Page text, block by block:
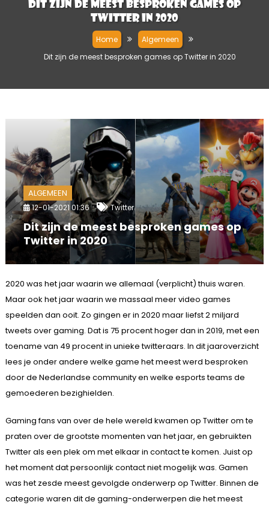
Dit zijn de meest besproken games op
Twitter in 2020
Home
Algemeen
Dit zijn de meest besproken games op Twitter in 2020
ALGEMEEN
12-01-2021 01:36 Twitter
Dit zijn de meest besproken games op
Twitter in 2020
2020 was het jaar waarin we allemaal (verplicht) thuis waren.
Maar ook het jaar waarin we massaal meer video games
speelden dan ooit. Zo gingen er in 2020 maar liefst 2 miljard
tweets over gaming. Dat is 75 procent hoger dan in 2019, met een
toename van 49 procent in unieke twitteraars. In dit jaaroverzicht
lees je onder andere welke game het meest werd besproken
door de Nederlandse community en welke esports teams de
gemoederen bezighielden.
Gaming fans van over de hele wereld kwamen op Twitter om te
praten over de grootste momenten van het jaar, en gebruikten
Twitter als een plek om met elkaar in contact te komen. Juist op
het moment dat persoonlijk contact niet mogelijk was. Gamen
was het zesde meest gevolgde onderwerp op Twitter. Binnen de
categorie waren dit de gaming-onderwerpen die het meest